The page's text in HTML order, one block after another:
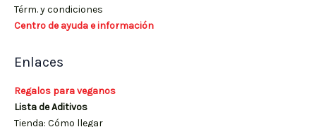
Térm. y condiciones
Centro de ayuda e información
Enlaces
Regalos para veganos
Lista de Aditivos
Tienda: Cómo llegar